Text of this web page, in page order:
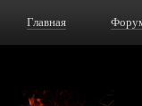
Главная